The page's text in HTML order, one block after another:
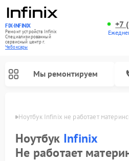
FIX-INFINIX
Ремонт устройств Infinix
Специализированный
cервисный центр г.
Чебоксары
+7
Мы ремонтируем
Ноутбук Infinix не работает
Ноутбук Infinix
Не работает